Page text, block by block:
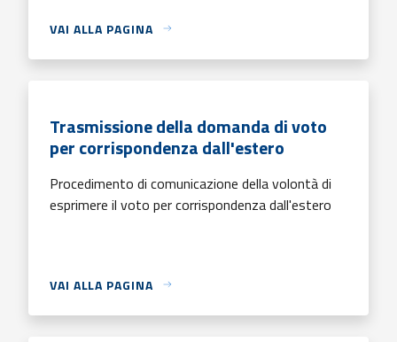
VAI ALLA PAGINA
Trasmissione della domanda di voto
per corrispondenza dall'estero
Procedimento di comunicazione della volontà di
esprimere il voto per corrispondenza dall'estero
VAI ALLA PAGINA